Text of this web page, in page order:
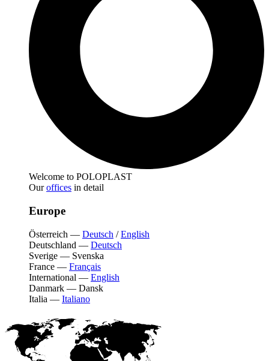
Welcome to POLOPLAST
Ouroffices in detail
Europe
Österreich — Deutsch /English
Deutschland — Deutsch
Sverige — Svenska
France — Français
International — English
Danmark — Dansk
Italia — Italiano